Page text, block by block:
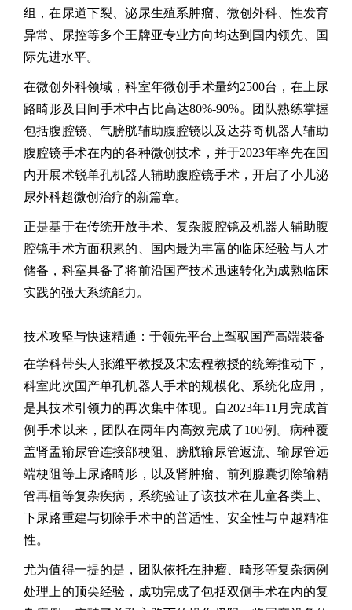
组，在尿道下裂、泌尿生殖系肿瘤、微创外科、性发育
异常、尿控等多个王牌亚专业方向均达到国内领先、国
际先进水平。
在微创外科领域，科室年微创手术量约2500台，在上尿
路畸形及日间手术中占比高达80%-90%。团队熟练掌握
包括腹腔镜、气膀胱辅助腹腔镜以及达芬奇机器人辅助
腹腔镜手术在内的各种微创技术，并于2023年率先在国
内开展术锐单孔机器人辅助腹腔镜手术，开启了小儿泌
尿外科超微创治疗的新篇章。
正是基于在传统开放手术、复杂腹腔镜及机器人辅助腹
腔镜手术方面积累的、国内最为丰富的临床经验与人才
储备，科室具备了将前沿国产技术迅速转化为成熟临床
实践的强大系统能力。
技术攻坚与快速精通：于领先平台上驾驭国产高端装备
在学科带头人张潍平教授及宋宏程教授的统筹推动下，
科室此次国产单孔机器人手术的规模化、系统化应用，
是其技术引领力的再次集中体现。自2023年11 月完成首
例手术以来，团队在两年内高效完成了100例。病种覆
盖肾盂输尿管连接部梗阻、膀胱输尿管返流、输尿管远
端梗阻等上尿路畸形，以及肾肿瘤、前列腺囊切除输精
管再植等复杂疾病，系统验证了该技术在儿童各类上、
下尿路重建与切除手术中的普适性、安全性与卓越精准
性。
尤为值得一提的是，团队依托在肿瘤、畸形等复杂病例
处理上的顶尖经验，成功完成了包括双侧手术在内的复